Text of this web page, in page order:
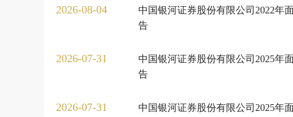
2026-08-04
中国银河证券股份有限公司2022年
告
2026-07-31
中国银河证券股份有限公司2025年
告
2026-07-31
中国银河证券股份有限公司2025年